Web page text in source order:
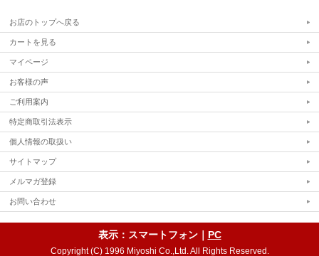
お店のトップへ戻る
カートを見る
マイページ
お客様の声
ご利用案内
特定商取引法表示
個人情報の取扱い
サイトマップ
メルマガ登録
お問い合わせ
表示：スマートフォン｜ PC
Copyright (C) 1996 Miyoshi Co.,Ltd. All Rights Reserved.